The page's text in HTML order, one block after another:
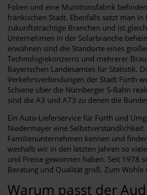
Folien und eine Munitionsfabrik
fränkischen Stadt. Ebenfalls setzt man in
zukunftsträchtige Branchen und ist
Unternehmen in der Solarbranche
erwähnen sind die Standorte eines
Technologiekonzerns und mehrerer
Bayerischen Landesamtes für Statistik.
Verkehrsverbindungen der Stadt Fürth
Schiene über die Nürnberger S-Bahn
sind die A3 und A73 zu denen die
Ein Auto-Lieferservice für Fürth und
Niedermayer eine
Familienunternehmen kennen und
weshalb wir in den letzten Jahren so
und Preise gewonnen haben. Seit 1978
Beratung und Qualität groß. Zum Wohle
Warum passt der